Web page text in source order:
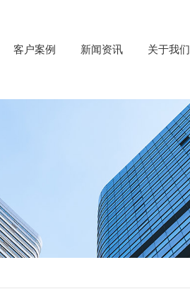
客户案例 新闻资讯 关于我们